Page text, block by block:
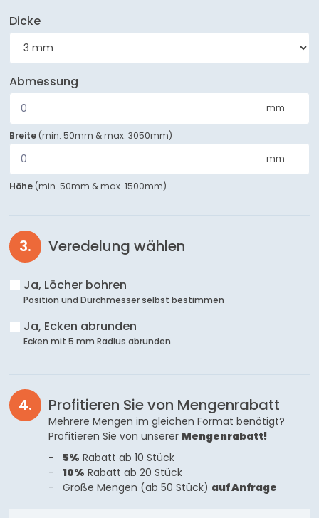
Dicke
Abmessung
mm
Breite (min. 50mm &max. 3050mm)
mm
Höhe (min. 50mm &max. 1500mm)
Veredelung wählen
Ja, Löcher bohren
Position und Durchmesser selbst bestimmen
Ja, Ecken abrunden
Ecken mit 5 mm Radius abrunden
Profitieren Sie von Mengenrabatt
Mehrere Mengen im gleichen Format benötigt?
Profitieren Sie von unserer Mengenrabatt!
5% Rabatt ab 10 Stück
10% Rabatt ab 20 Stück
Große Mengen (ab 50 Stück) auf Anfrage